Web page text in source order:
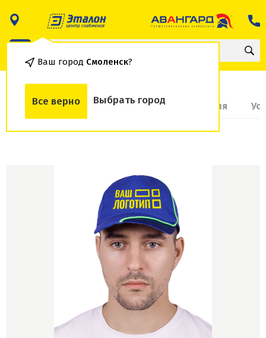
Ваш город Смоленск?
Все верно Выбрать город
О товаре Доставка и оплата Гарантия